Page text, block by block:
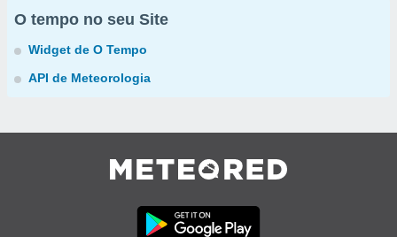
O tempo no seu Site
Widget de O Tempo
API de Meteorologia